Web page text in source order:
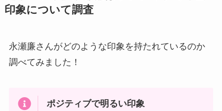
印象について調査
永瀬廉さんがどのような印象を持たれているのか
調べてみました！
ポジティブで明るい印象